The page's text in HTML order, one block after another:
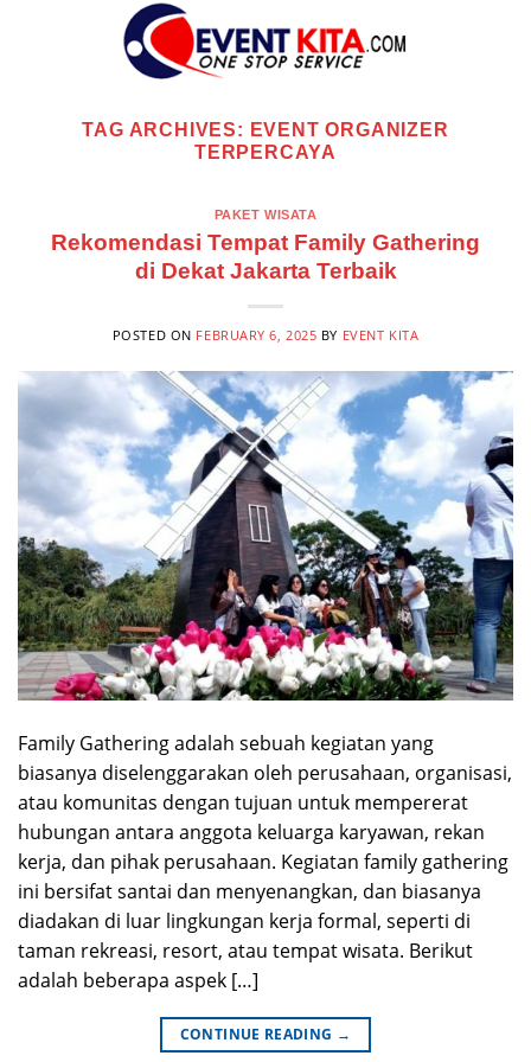
TAG ARCHIVES: EVENT ORGANIZER
TERPERCAYA
PAKET WISATA
Rekomendasi Tempat Family Gathering
di Dekat Jakarta Terbaik
POSTED ON FEBRUARY 6, 2025 BY EVENT KITA
Family Gathering adalah sebuah kegiatan yang
biasanya diselenggarakan oleh perusahaan, organisasi,
atau komunitas dengan tujuan untuk mempererat
hubungan antara anggota keluarga karyawan, rekan
kerja, dan pihak perusahaan. Kegiatan family gathering
ini bersifat santai dan menyenangkan, dan biasanya
diadakan di luar lingkungan kerja formal, seperti di
taman rekreasi, resort, atau tempat wisata. Berikut
adalah beberapa aspek […]
CONTINUE READING →